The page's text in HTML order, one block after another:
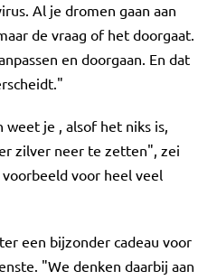
Al je dromen gaan aan
de vraag of het doorgaat.
en doorgaan. En dat
weet je , alsof het niks is,
zilver neer te zetten", zei
voor heel veel
een bijzonder cadeau voor
"We denken daarbij aan